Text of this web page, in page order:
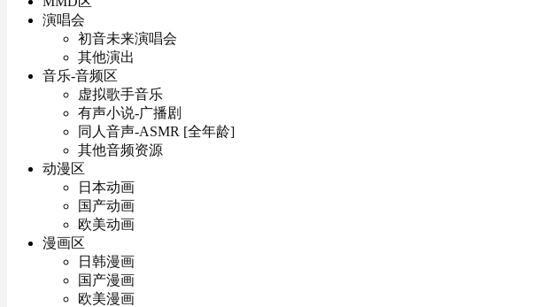
演唱会
初音未来演唱会
其他演出
音乐-音频区
虚拟歌手音乐
有声小说-广播剧
同人音声-ASMR [全年龄]
其他音频资源
动漫区
日本动画
国产动画
欧美动画
漫画区
日韩漫画
国产漫画
欧美漫画